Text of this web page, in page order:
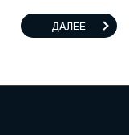
ДАЛЕЕ